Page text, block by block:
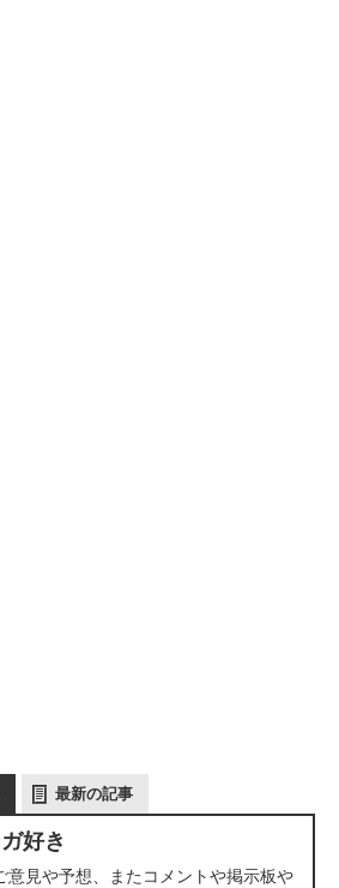
最新の記事
好き
意見や予想、またコメントや掲示板や